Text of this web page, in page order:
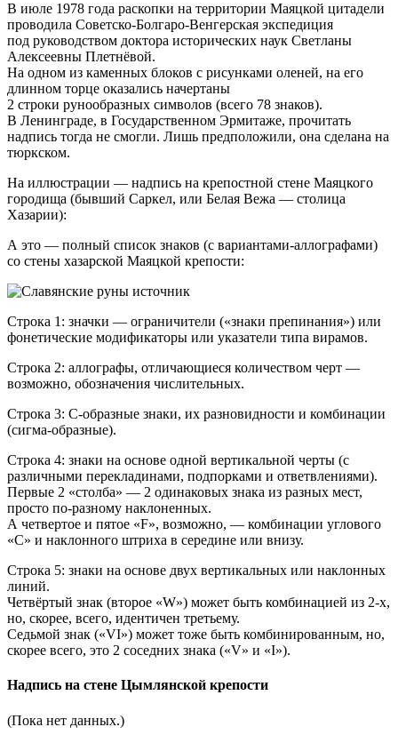
В июле 1978 года раскопки на территории Маяцкой цитадели
проводила Советско-Болгаро-Венгерская экспедиция
под руководством доктора исторических наук Светланы
Алексеевны Плетнёвой.
На одном из каменных блоков с рисунками оленей, на его
длинном торце оказались начертаны
2 строки рунообразных символов (всего 78 знаков).
В Ленинграде, в Государственном Эрмитаже, прочитать
надпись тогда не смогли. Лишь предположили, она сделана на
тюркском.
На иллюстрации — надпись на крепостной стене Маяцкого
городища (бывший Саркел, или Белая Вежа — столица
Хазарии):
А это — полный список знаков (с вариантами-аллографами)
со стены хазарской Маяцкой крепости:
Строка 1: значки — ограничители («знаки препинания») или
фонетические модификаторы или указатели типа вирамов.
Строка 2: аллографы, отличающиеся количеством черт —
возможно, обозначения числительных.
Строка 3: С-образные знаки, их разновидности и комбинации
(сигма-образные).
Строка 4: знаки на основе одной вертикальной черты (с
различными перекладинами, подпорками и ответвлениями).
Первые 2 «столба» — 2 одинаковых знака из разных мест,
просто по-разному наклоненных.
А четвертое и пятое «F», возможно, — комбинации углового
«C» и наклонного штриха в середине или внизу.
Строка 5: знаки на основе двух вертикальных или наклонных
линий.
Четвёртый знак (второе «W») может быть комбинацией из 2-х,
но, скорее, всего, идентичен третьему.
Седьмой знак («VI») может тоже быть комбинированным, но,
скорее всего, это 2 соседних знака («V» и «I»).
Надпись на стене Цымлянской крепости
(Пока нет данных.)